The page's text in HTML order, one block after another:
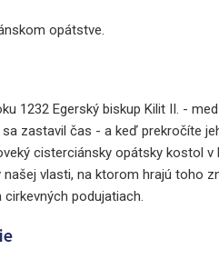
opátstve.
1232 Egerský biskup Kilit II. -
zastavil čas - a keď prekročíte
cisterciánsky opátsky kostol
vlasti, na ktorom hrajú toho
podujatiach.